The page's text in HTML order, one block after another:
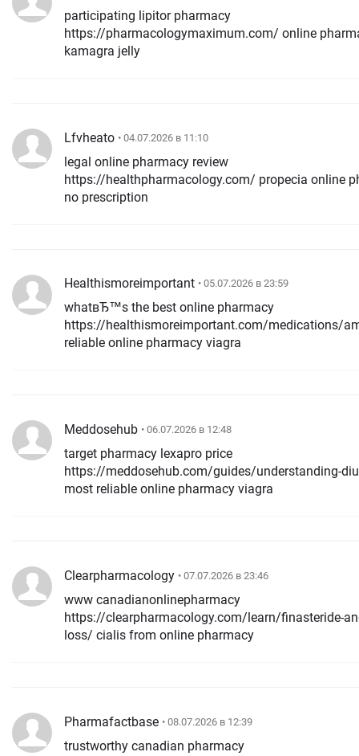
participating lipitor pharmacy
https://pharmacologymaximum.com/ online
kamagra jelly
Lfvheato • 04.07.2026 в 11:10
legal online pharmacy review
https://healthpharmacology.com/ propecia online
no prescription
Healthismoreimportant • 05.07.2026 в 23:59
whatвЂ™s the best online pharmacy
https://healthismoreimportant.com/medications/
reliable online pharmacy viagra
Meddosehub • 06.07.2026 в 12:48
target pharmacy lexapro price
https://meddosehub.com/guides/understanding-
most reliable online pharmacy viagra
Clearpharmacology • 07.07.2026 в 23:46
www canadianonlinepharmacy
https://clearpharmacology.com/learn/finasteride-
loss/ cialis from online pharmacy
Pharmafactbase • 08.07.2026 в 12:39
trustworthy canadian pharmacy